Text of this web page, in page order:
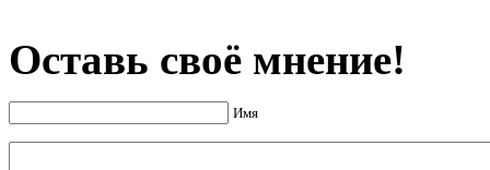
Оставь своё мнение!
Имя